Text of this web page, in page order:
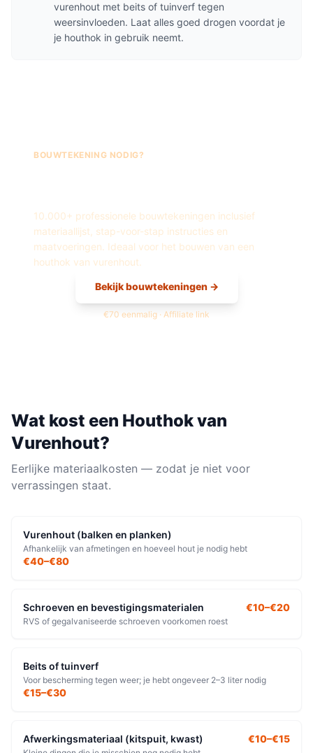
vurenhout met beits of tuinverf tegen
weersinvloeden. Laat alles goed drogen voordat je
je houthok in gebruik neemt.
BOUWTEKENING NODIG?
10.000+ professionele bouwtekeningen inclusief
materiaallijst, stap-voor-stap instructies en
maatvoeringen. Ideaal voor het bouwen van een
houthok van vurenhout
Bekijk bouwtekeningen →
€70 eenmalig · Affiliate link
Wat kost een Houthokvan
Vurenhout?
Eerlijke materiaalkosten — zodat je niet voor
verrassingen staat.
Vurenhout (balken en planken)
Afhankelijk van afmetingen en hoeveel hout je nodig hebt
€40–€80
Schroeven en bevestigingsmaterialen
RVS of gegalvaniseerde schroeven voorkomen roest
€10–€20
Beits of tuinverf
Voor bescherming tegen weer; je hebt ongeveer 2–3 liter nodig
€15–€30
Afwerkingsmateriaal (kitspuit, kwast) €10–€15